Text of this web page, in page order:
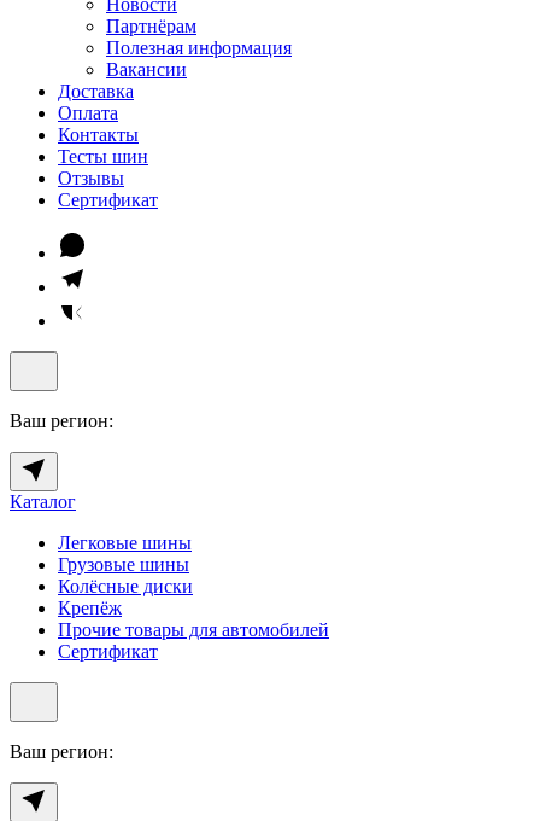
Новости
Партнёрам
Полезная информация
Вакансии
Доставка
Оплата
Контакты
Тесты шин
Отзывы
Сертификат
Ваш регион:
Каталог
Легковые шины
Грузовые шины
Колёсные диски
Крепёж
Прочие товары для автомобилей
Сертификат
Ваш регион: